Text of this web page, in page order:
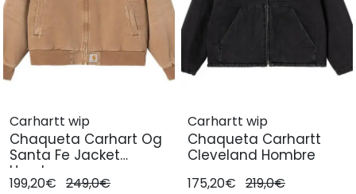
Carhartt wip
Chaqueta Carhart Og
Santa Fe Jacket
Hombre
199,20€ 249,0€
Carhartt wip
Chaqueta Carhartt
Cleveland Hombre
175,20€ 219,0€